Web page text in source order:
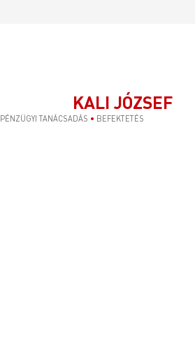
KALI JÓZSEF
PÉNZÜGYI TANÁCSADÁS • BEFEKTETÉS